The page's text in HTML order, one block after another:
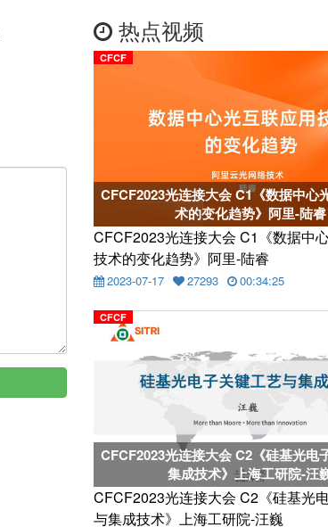
热点视频
CFCF
CFCF2023光连接大会 C1《数据中心
术的变化趋势》阿里-陆睿
CFCF2023光连接大会 C1《数据中
技术的变化趋势》阿里-陆睿
2023-07-17 27293 00:34:25
CFCF
CFCF2023光连接大会 C2《硅基光电
集成技术》上海工研院-汪
CFCF2023光连接大会 C2《硅基光
与集成技术》上海工研院-汪巍